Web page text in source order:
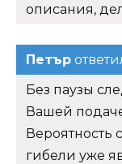
описания,
Петър
Без паузы
Вашей
Вероятность
гибели уже